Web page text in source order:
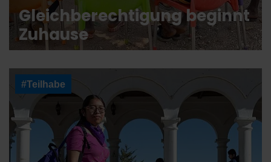
Gleichberechtigung beginnt
Zuhause
#Teilhabe